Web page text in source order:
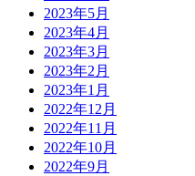
2023年5月
2023年4月
2023年3月
2023年2月
2023年1月
2022年12月
2022年11月
2022年10月
2022年9月